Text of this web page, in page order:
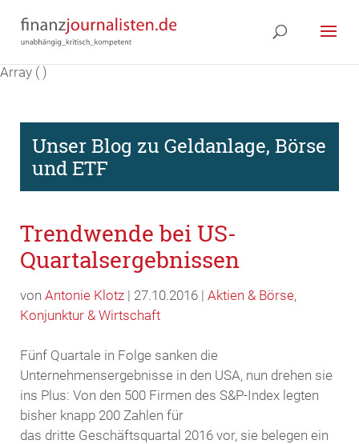
Array ( )
Unser Blog zu Geldanlage, Börse
und ETF
Trendwende bei US-
Quartalsergebnissen
von Antonie Klotz| 27.10.2016 | Aktien & Börse,
Konjunktur & Wirtschaft
Fünf Quartale in Folge sanken die
Unternehmensergebnisse in den USA, nun drehen sie
ins Plus: Von den 500 Firmen des S&P-Index legten
bisher knapp 200 Zahlen für
das dritte Geschäftsquartal 2016 vor, sie belegen ein